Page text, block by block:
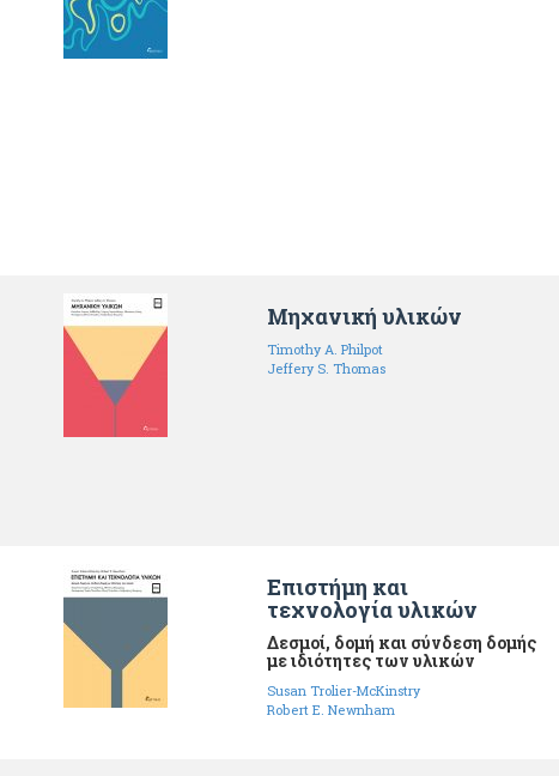
Μηχανική υλικών
Timothy A. Philpot
Jeffery S. Thomas
Επιστήμη και
τεχνολογία υλικών
Δεσμοί, δομή και σύνδεση δομής
με ιδιότητες των υλικών
Susan Trolier-McKinstry
Robert E. Newnham